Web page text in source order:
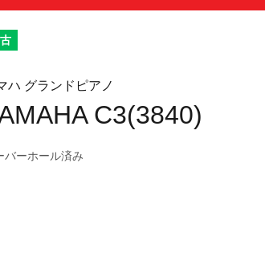
ハ グランドピアノ
C3(3840)
バーホール済み